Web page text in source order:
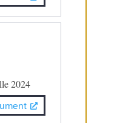
2024